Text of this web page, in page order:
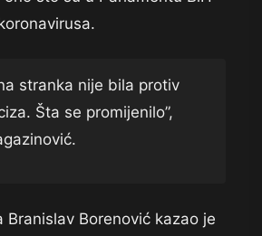
stranka nije bila protiv
Šta se promijenilo”,
Branislav Borenović kazao je